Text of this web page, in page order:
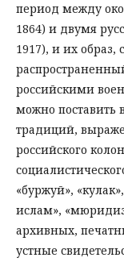
период между
1864) и двумя
1917), и их
российскими
можно
традиций,
российского
«буржуй»,
ислам»,
архивных,
устные